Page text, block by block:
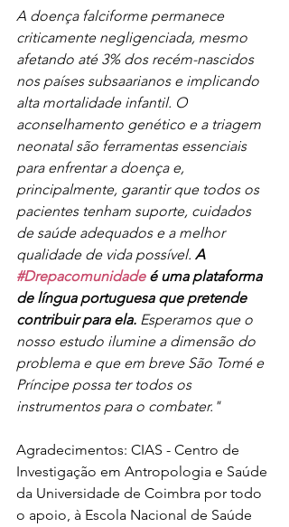
A doença falciforme permanece
criticamente negligenciada, mesmo
afetando até 3% dos recém-nascidos
nos países subsaarianos e implicando
alta mortalidade infantil. O
aconselhamento genético e a triagem
neonatal são ferramentas essenciais
para enfrentar a doença e,
principalmente, garantir que todos os
pacientes tenham suporte, cuidados
de saúde adequados e a melhor
qualidade de vida possível. A
#Drepacomunidade é uma plataforma
de língua portuguesa que pretende
contribuir para ela. Esperamos que o
nosso estudo ilumine a dimensão do
problema e que em breve São Tomé e
Príncipe possa ter todos os
instrumentos para o combater."
Agradecimentos: CIAS - Centro de
Investigação em Antropologia e Saúde
da Universidade de Coimbra por todo
o apoio, à Escola Nacional de Saúde